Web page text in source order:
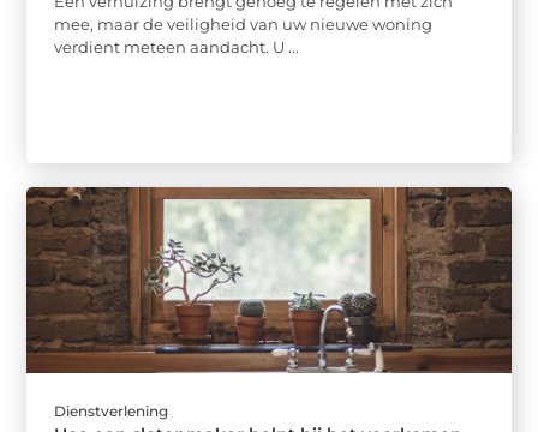
mee, maar de veiligheid van uw nieuwe woning
verdient meteen aandacht. U ...
Dienstverlening